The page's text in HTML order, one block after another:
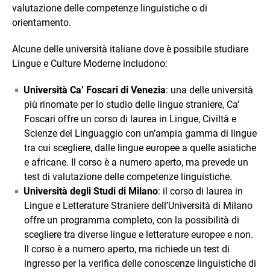
valutazione delle competenze linguistiche o di
orientamento.
Alcune delle università italiane dove è possibile studiare
Lingue e Culture Moderne includono:
Università Ca’ Foscari di Venezia: una delle università
più rinomate per lo studio delle lingue straniere, Ca’
Foscari offre un corso di laurea in Lingue, Civiltà e
Scienze del Linguaggio con un’ampia gamma di lingue
tra cui scegliere, dalle lingue europee a quelle asiatiche
e africane. Il corso è a numero aperto, ma prevede un
test di valutazione delle competenze linguistiche.
Università degli Studi di Milano: il corso di laurea in
Lingue e Letterature Straniere dell’Università di Milano
offre un programma completo, con la possibilità di
scegliere tra diverse lingue e letterature europee e non.
Il corso è a numero aperto, ma richiede un test di
ingresso per la verifica delle conoscenze linguistiche di